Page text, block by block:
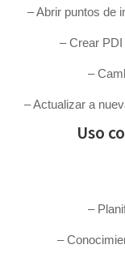
– Abrir puntos de
– Crear
–
– Actualizar a
Uso
–
–